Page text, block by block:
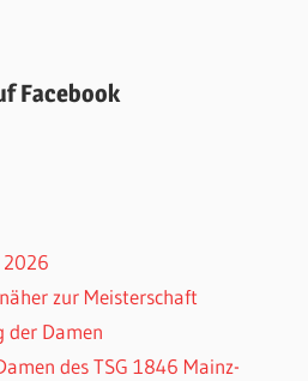
Facebook
2026
zur Meisterschaft
der Damen
des TSG 1846 Mainz-